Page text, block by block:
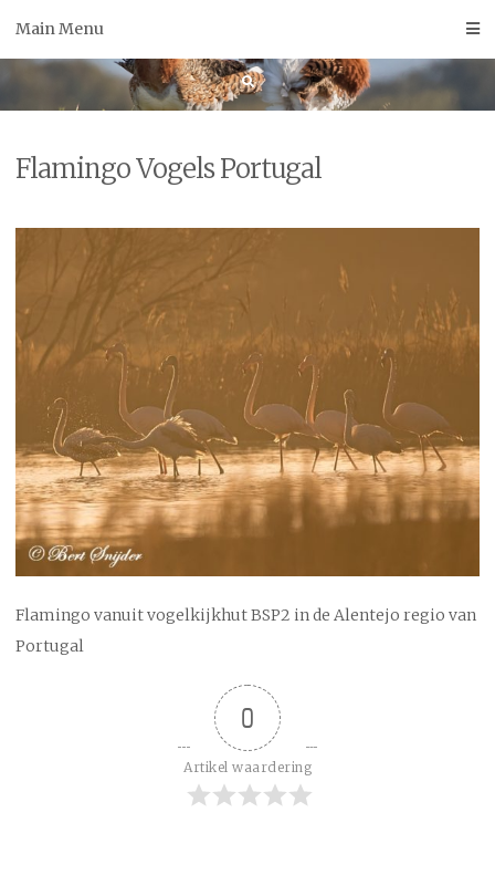
Main Menu
Flamingo Vogels Portugal
Flamingo vanuit vogelkijkhut BSP2 in de Alentejo regio van
Portugal
0
Artikel waardering